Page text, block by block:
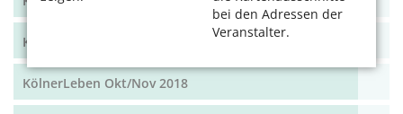
bei den Adressen der
Veranstalter.
KölnerLeben Dez 18/Jan 19
KölnerLeben Okt/Nov 2018